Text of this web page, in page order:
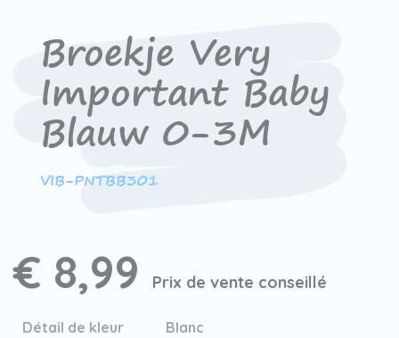
Broekje Very
Important Baby
Blauw 0-3M
VIB-PNTBB301
€ 8,99 Prix de vente conseillé
Détail de kleur
Blanc